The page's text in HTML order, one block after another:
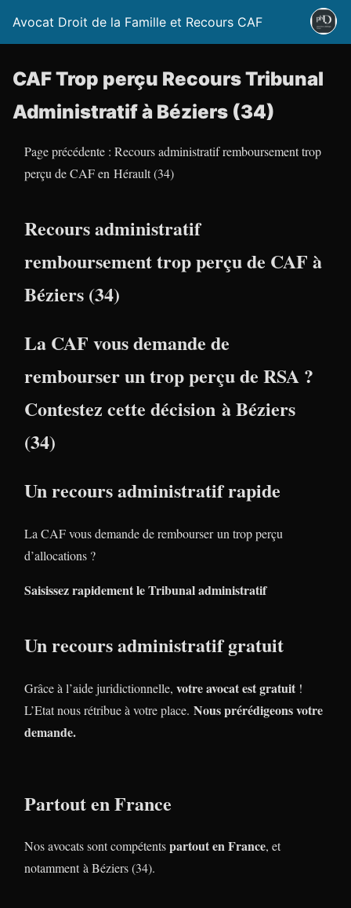
Avocat Droit de la Famille et Recours CAF
CAF Trop perçu Recours Tribunal
Administratif à Béziers (34)
Page précédente : Recours administratif remboursement trop
perçu de CAF en Hérault (34)
Recours administratif
remboursement trop perçu de CAF à
Béziers (34)
La CAF vous demande de
rembourser un trop perçu de RSA ?
Contestez cette décision à Béziers
(34)
Un recours administratif rapide
La CAF vous demande de rembourser un trop perçu
d’allocations ?
Saisissez rapidement le Tribunal administratif
Un recours administratif gratuit
Grâce à l’aide juridictionnelle, votre avocat est gratuit !
L’Etat nous rétribue à votre place. Nous prérédigeons votre
demande.
Partout en France
Nos avocats sont compétentspartout en France, et
notamment à Béziers (34).